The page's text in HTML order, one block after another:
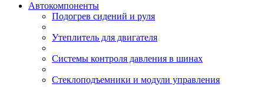
Автокомпоненты
Подогрев сидений и руля
Утеплитель для двигателя
Системы контроля давления в шинах
Стеклоподъемники и модули управления